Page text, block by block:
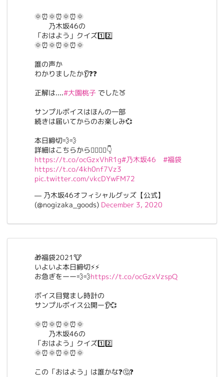
🌞⏰🌞⏰🌞⏰🌞
乃木坂46の
「おはよう」クイズ1️⃣2️⃣
🌞⏰🌞⏰🌞⏰🌞
誰の声か
わかりましたか👂❓❓
正解は....#大園桃子 でした🍑
サンプルボイスはほんの一部
続きは届いてからのお楽しみ💞
本日締切💨💨
詳細はこちらから🏃‍♀️🏃‍♂️👇
https://t.co/ocGzxVhR1g#乃木坂46
#福袋
https://t.co/4kh0nf7Vz3
pic.twitter.com/vkcDYwFM72
— 乃木坂46オフィシャルグッズ【公式】
(@nogizaka_goods) December 3, 2020
🎁福袋2021🐮
いよいよ本日締切⚡⚡
お急ぎをーー💨💨https://t.co/ocGzxVzspQ
ボイス目覚まし時計の
サンプルボイス公開ー👂💞
🌞⏰🌞⏰🌞⏰🌞
乃木坂46の
「おはよう」クイズ1️⃣2️⃣
🌞⏰🌞⏰🌞⏰🌞
この「おはよう」は誰かな❓🤔❓